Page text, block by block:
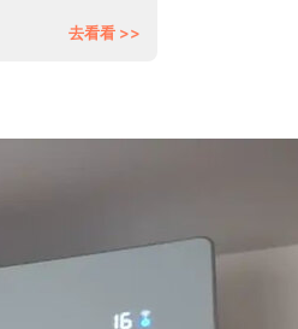
去看看 >>